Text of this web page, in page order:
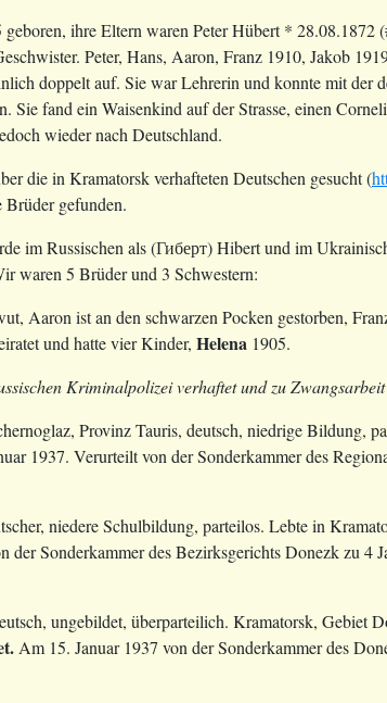
ihre Eltern waren Peter Hübert *
Peter, Hans, Aaron, Franz 1910, Jakob
doppelt auf. Sie war Lehrerin und konnte mit der
Sie fand ein Waisenkind auf der Strasse, einen
wieder nach Deutschland.
die in Kramatorsk verhafteten Deutschen gesucht (
gefunden.
im Russischen als (Гиберт) Hibert und im
waren 5 Brüder und 3 Schwestern:
Aaron ist an den schwarzen Pocken gestorben,
und hatte vier Kinder, Helena 1905.
Kriminalpolizei verhaftet und zu
Provinz Tauris, deutsch, niedrige Bildung,
1937. Verurteilt von der Sonderkammer des
niedere Schulbildung, parteilos. Lebte in
der Sonderkammer des Bezirksgerichts Donezk zu 4
ungebildet, überparteilich. Kramatorsk, Gebiet
Am 15. Januar 1937 von der Sonderkammer des